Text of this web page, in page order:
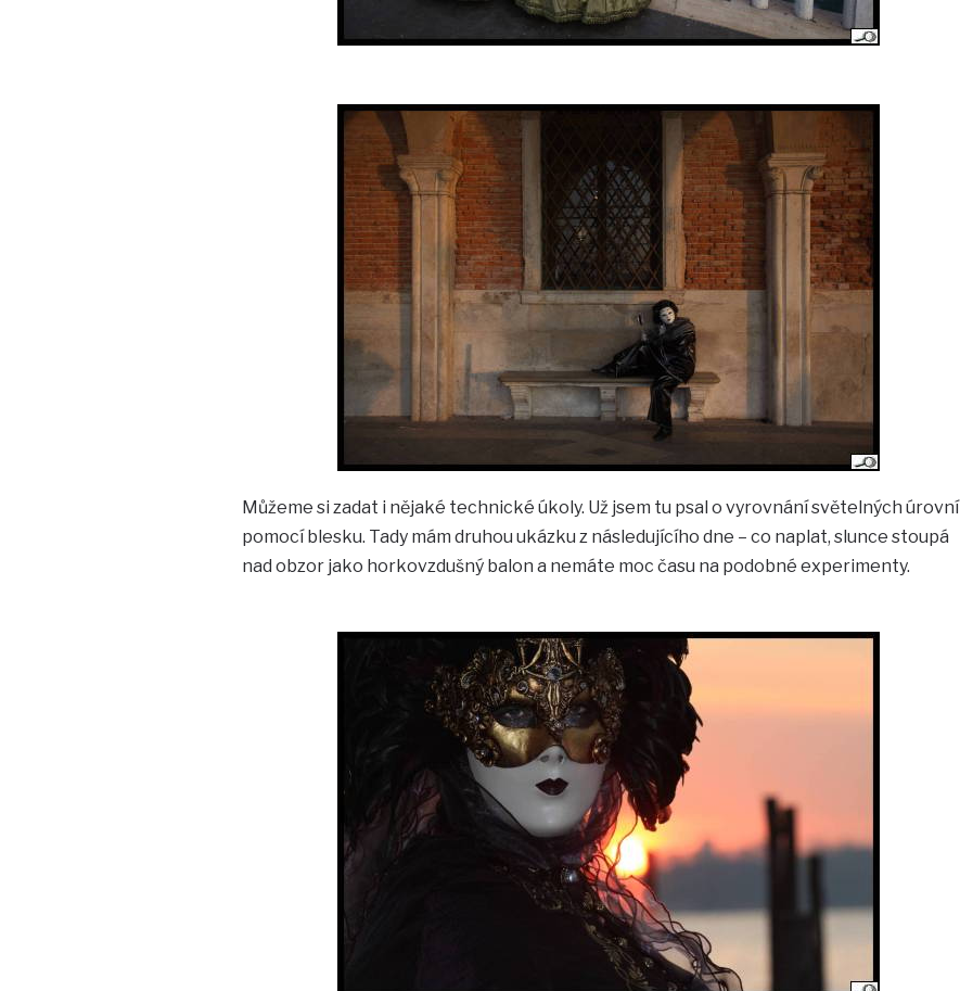
Můžeme si zadat i nějaké technické úkoly. Už jsem tu psal o vyrovnání světelných úrovní
pomocí blesku. Tady mám druhou ukázku z následujícího dne – co naplat, slunce stoupá
nad obzor jako horkovzdušný balon a nemáte moc času na podobné experimenty.